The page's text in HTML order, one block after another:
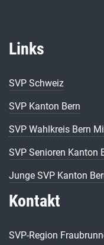
Links
SVP Schweiz
SVP Kanton Bern
SVP Wahlkreis Bern
SVP Senioren Kanton
Junge SVP Kanton
Kontakt
SVP-Region